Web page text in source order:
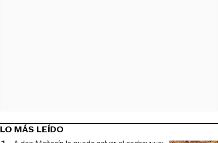
LO MÁS LEÍDO